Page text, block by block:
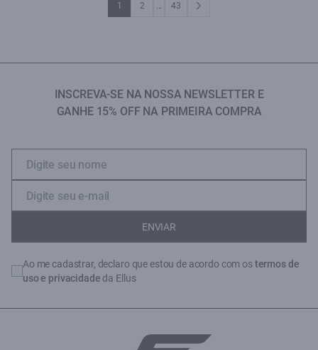
1 2 ... 43
INSCREVA-SE NA NOSSA NEWSLETTER E
GANHE 15% OFF NA PRIMEIRA COMPRA
ENVIAR
Ao me cadastrar, declaro que estou de acordo com ostermos de
uso e privacidade da Ellus